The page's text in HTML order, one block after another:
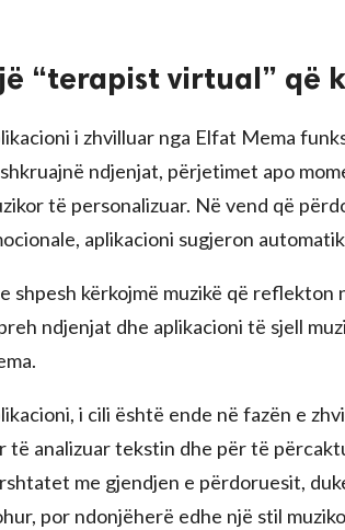
“terapist virtual” që
i zhvilluar nga Elfat Mema
ndjenjat, përjetimet apo
të personalizuar. Në vend që
aplikacioni sugjeron
shpesh kërkojmë muzikë që
ndjenjat dhe aplikacioni të sjell
i cili është ende në fazën e
të analizuar tekstin dhe për të
me gjendjen e përdoruesit,
por ndonjëherë edhe një stil